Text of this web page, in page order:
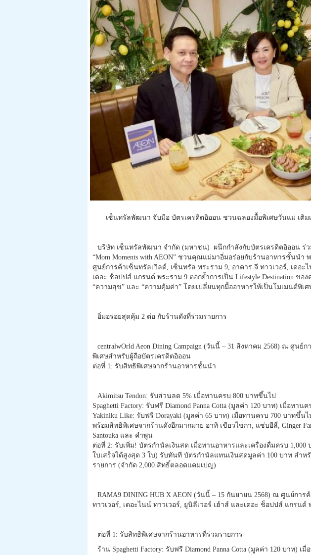
เซ็นทรัลพัฒนา จับมือ บัตรเครดิตอิออน ชวนฉลองมื้อพิเศษวันแม่ เติ
บริษัท เซ็นทรัลพัฒนา จำกัด (มหาชน) ผนึกกำลังกับบัตรเครดิตอิออน ร่
“Mom Moments with AEON” ชวนคุณแม่มาอิ่มอร่อยกับร้านอาหารชั้นน
ศูนย์การค้าเซ็นทรัลเวิลด์, เซ็นทรัล พระราม 9, อาคาร จี ทาวเวอร์, เดอะ
เดอะ ช็อปปส์ แกรนด์ พระราม 9 ตอกย้ำการเป็น Lifestyle Destination ข
“ความสุข” และ “ความคุ้มค่า” โดยเปลี่ยนทุกมื้ออาหารให้เป็นโมเมนต์พิเ
อิ่มอร่อยสุดคุ้ม 2 ต่อ กับร้านดังที่ร่วมรายการ
centralwOrld Aeon Dining Campaign (วันนี้ – 31 สิงหาคม 2568) ณ ศูน
พิเศษสำหรับผู้ถือบัตรเครดิตอิออน
ต่อที่ 1: รับสิทธิพิเศษจากร้านอาหารชั้นนำ
Akimitsu Tendon: รับส่วนลด 5% เมื่อทานครบ 800 บาทขึ้นไป
Spaghetti Factory: รับฟรี Diamond Panna Cotta (มูลค่า 120 บาท) เมื่อทาน
Yakiniku Like: รับฟรี Dorayaki (มูลค่า 65 บาท) เมื่อทานครบ 700 บาทขึ้นไ
พร้อมสิทธิพิเศษจากร้านดังอีกมากมาย อาทิ เขียวไข่กา, แซ่บอีลี่, Ginger
Santouka และ คำพูน
ต่อที่ 2: รับเพิ่ม! บัตรกำนัลเงินสด เมื่อทานอาหารและเครื่องดื่มครบ
ใบเสร็จได้สูงสุด 3 ใบ) รับทันที บัตรกำนัลแทนเงินสดมูลค่า 100 บาท สำห
รายการ (จำกัด 2,000 สิทธิ์ตลอดแคมเปญ)
RAMA9 DINING HUB X AEON (วันนี้ – 15 กันยายน 2568) ณ ศูนย์การ
ทาวเวอร์, เดอะไนน์ ทาวเวอร์, ยูนิลีเวอร์ เฮ้าส์ และเดอะ ช็อปปส์ แกรนด์
ต่อที่ 1: รับสิทธิพิเศษจากร้านอาหารที่ร่วมรายการ
ร้าน Spaghetti Factory: รับฟรี Diamond Panna Cotta (มูลค่า 120 บาท) เ